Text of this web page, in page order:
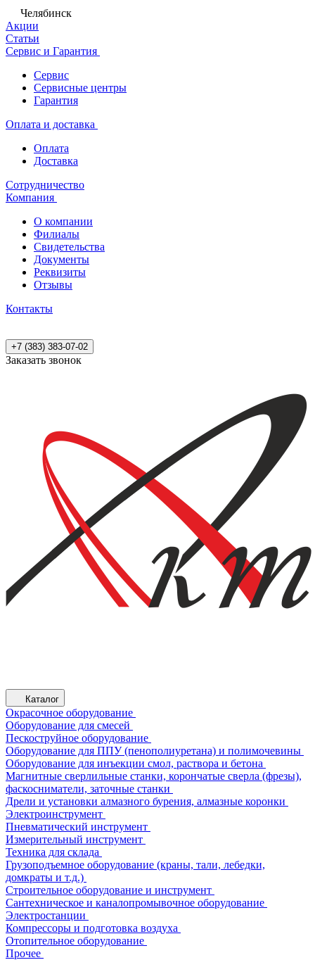
Челябинск
Акции
Статьи
Сервис и Гарантия
Сервис
Сервисные центры
Гарантия
Оплата и доставка
Оплата
Доставка
Сотрудничество
Компания
О компании
Филиалы
Свидетельства
Документы
Реквизиты
Отзывы
Контакты
+7 (383) 383-07-02
Заказать звонок
Каталог
Окрасочное оборудование
Оборудование для смесей
Пескоструйное оборудование
Оборудование для ППУ (пенополиуретана) и полимочевины
Оборудование для инъекции смол, раствора и бетона
Магнитные сверлильные станки, корончатые сверла (фрезы),
фаскосниматели, заточные станки
Дрели и установки алмазного бурения, алмазные коронки
Электроинструмент
Пневматический инструмент
Измерительный инструмент
Техника для склада
Грузоподъемное оборудование (краны, тали, лебедки,
домкраты и т.д.)
Строительное оборудование и инструмент
Сантехническое и каналопромывочное оборудование
Электростанции
Компрессоры и подготовка воздуха
Отопительное оборудование
Прочее